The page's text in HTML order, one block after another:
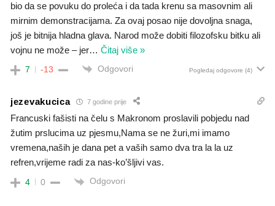
bio da se povuku do proleća i da tada krenu sa masovnim ali
mirnim demonstracijama. Za ovaj posao nije dovoljna snaga,
još je bitnija hladna glava. Narod može dobiti filozofsku bitku ali
vojnu ne može – jer… Čitaj više »
7 -13 Odgovori Pogledaj odgovore (4)
jezevakucica 7 godine prije
Francuski fašisti na čelu s Makronom proslavili pobjedu nad
žutim prslucima uz pjesmu,Nama se ne žuri,mi imamo
vremena,naših je dana pet a vaših samo dva tra la la uz
refren,vrijeme radi za nas-ko’šljivi vas.
4 0 Odgovori